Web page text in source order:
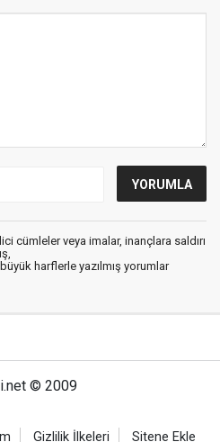
cümleler veya imalar, inançlara saldırı
harflerle yazılmış yorumlar
© 2009
Gizlilik İlkeleri Sitene Ekle